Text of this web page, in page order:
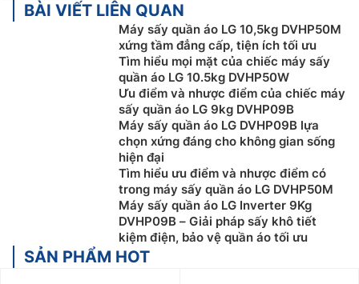
BÀI VIẾT LIÊN QUAN
Máy sấy quần áo LG 10,5kg DVHP50M
xứng tầm đẳng cấp, tiện ích tối ưu
Tìm hiểu mọi mặt của chiếc máy sấy
quần áo LG 10.5kg DVHP50W
Ưu điểm và nhược điểm của chiếc máy
sấy quần áo LG 9kg DVHP09B
Máy sấy quần áo LG DVHP09B lựa
chọn xứng đáng cho không gian sống
hiện đại
Tìm hiểu ưu điểm và nhược điểm có
trong máy sấy quần áo LG DVHP50M
Máy sấy quần áo LG Inverter 9Kg
DVHP09B – Giải pháp sấy khô tiết
kiệm điện, bảo vệ quần áo tối ưu
SẢN PHẨM HOT